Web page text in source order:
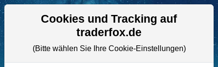
Aktien- und Artikelsuche
Cookies und Tracking auf
traderfox.de
(Bitte wählen Sie Ihre Cookie-Einstellungen)